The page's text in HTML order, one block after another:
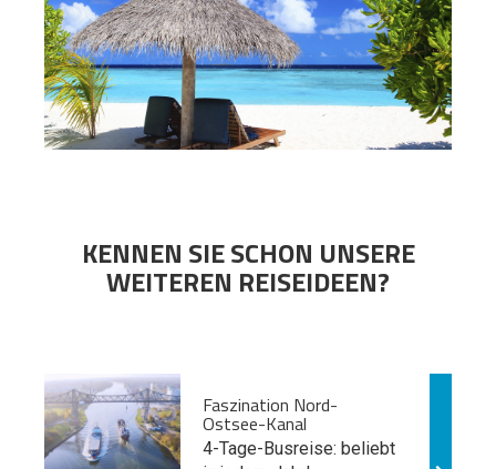
KENNEN SIE SCHON UNSERE
WEITEREN REISEIDEEN?
Faszination Nord-
Ostsee-Kanal
4-Tage-Busreise: beliebt